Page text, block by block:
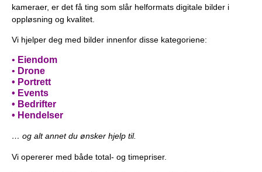
kameraer, er det få ting som slår helformats digitale bilder i
oppløsning og kvalitet.
Vi hjelper deg med bilder innenfor disse kategoriene:
• Eiendom
• Drone
• Portrett
• Events
• Bedrifter
• Hendelser
… og alt annet du ønsker hjelp til.
Vi opererer med både total- og timepriser.